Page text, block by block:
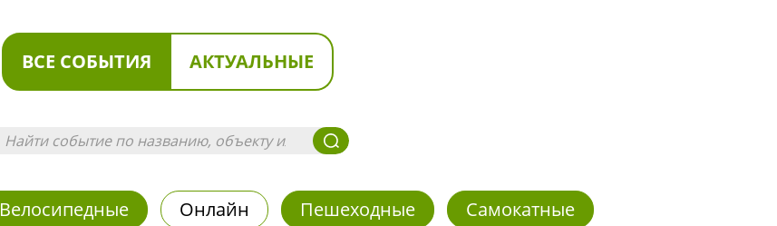
ВСЕ СОБЫТИЯ АКТУАЛЬНЫЕ
Велосипедные Онлайн Пешеходные Самокатные